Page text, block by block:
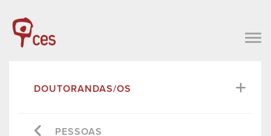
DOUTORANDAS/OS
PESSOAS